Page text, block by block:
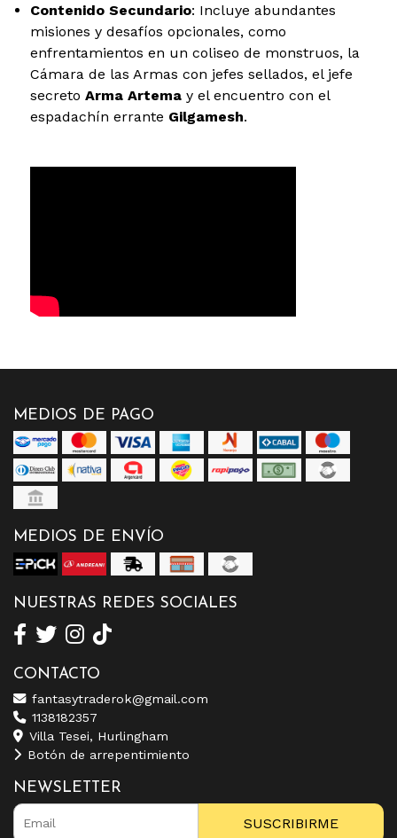
Contenido Secundario: Incluye abundantes
misiones y desafíos opcionales, como
enfrentamientos en un coliseo de monstruos, la
Cámara de las Armas con jefes sellados, el jefe
secreto Arma Artemay el encuentro con el
espadachín errante Gilgamesh.
MEDIOS DE PAGO
MEDIOS DE ENVÍO
NUESTRAS REDES SOCIALES
CONTACTO
fantasytraderok@gmail.com
1138182357
Villa Tesei, Hurlingham
Botón de arrepentimiento
NEWSLETTER
SUSCRIBIRME